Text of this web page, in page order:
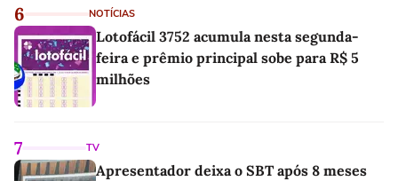
6 NOTÍCIAS
Lotofácil 3752 acumula nesta segunda-
feira e prêmio principal sobe para R$ 5
milhões
7 TV
Apresentador deixa o SBT após 8 meses